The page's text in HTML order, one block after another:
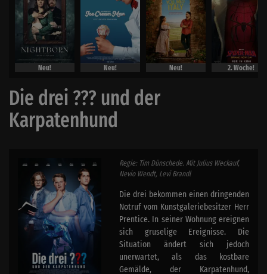
Neu! Neu! Neu! 2. Woche!
Die drei ??? und der
Karpatenhund
Regie: Tim Dünschede. Mit Julius Weckauf,
Nevio Wendt, Levi Brandl
Die drei bekommen einen dringenden
Notruf vom Kunstgaleriebesitzer Herr
Prentice. In seiner Wohnung ereignen
sich gruselige Ereignisse. Die
Situation ändert sich jedoch
unerwartet, als das kostbare
Gemälde, der Karpatenhund,